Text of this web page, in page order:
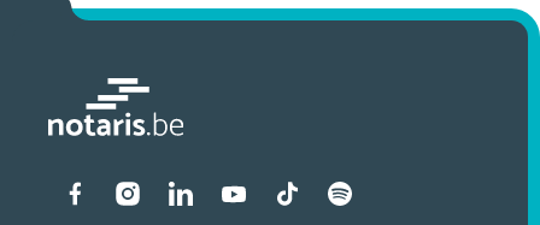
Liens vers les réseaux